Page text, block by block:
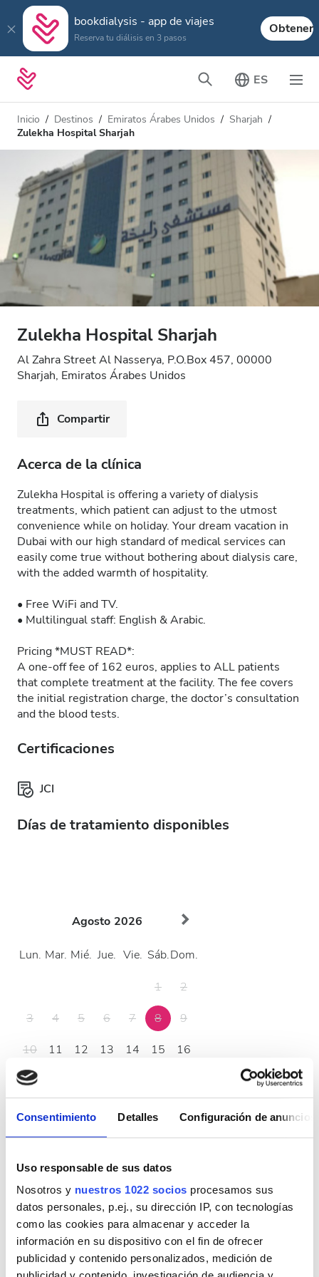
Consentimiento Detalles Configuración de anuncios
Uso responsable de sus datos
Nosotros y nuestros 1022 socios procesamos sus
datos personales, p.ej., su dirección IP, con tecnologías
como las cookies para almacenar y acceder la
información en su dispositivo con el fin de ofrecer
publicidad y contenido personalizados, medición de
bookdialysis - app de viajes
Reserva tu diálisis en 3 pasos
Obtener
ES
Inicio Destinos Emiratos Árabes Unidos
Sharjah
Zulekha Hospital Sharjah
Zulekha Hospital Sharjah
Al Zahra Street Al Nasserya, P.O.Box 457, 00000
Sharjah, Emiratos Árabes Unidos
Compartir
Acerca de la clínica
Zulekha Hospital is offering a variety of dialysis
treatments, which patient can adjust to the utmost
convenience while on holiday. Your dream vacation in
Dubai with our high standard of medical services can
easily come true without bothering about dialysis care,
with the added warmth of hospitality.
• Free WiFi and TV.
• Multilingual staff: English & Arabic.
Pricing *MUST READ*:
A one-off fee of 162 euros, applies to ALL patients
that complete treatment at the facility. The fee covers
the initial registration charge, the doctor’s consultation
and the blood tests.
Certificaciones
JCI
Días de tratamiento disponibles
Agosto 2026
Lun. Mar. Mié. Jue. Vie. Sáb.Dom.
1
2
3
4 5 6 7 8
9
10
11 12 13 14 15
16
17
24
25 26 28 29
30
Opciones de pago
Tarjetas de crédito
Transferencia bancaria